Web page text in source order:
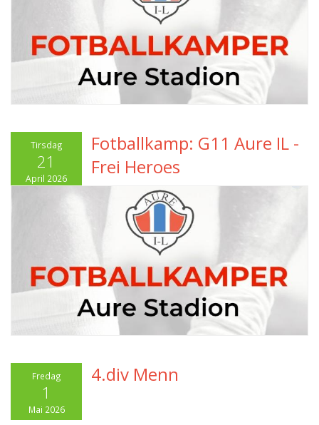
Tirsdag
21
April 2026
Fotballkamp: G11 Aure IL -
Frei Heroes
Fredag
1
Mai 2026
4.div Menn